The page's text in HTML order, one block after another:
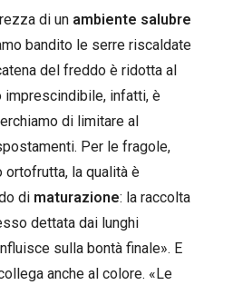
di un ambiente salubre
bandito le serre riscaldate
del freddo è ridotta al
imprescindibile, infatti, è
di limitare al
Per le fragole,
la qualità è
di maturazione: la raccolta
dettata dai lunghi
sulla bontà finale». E
anche al colore. «Le